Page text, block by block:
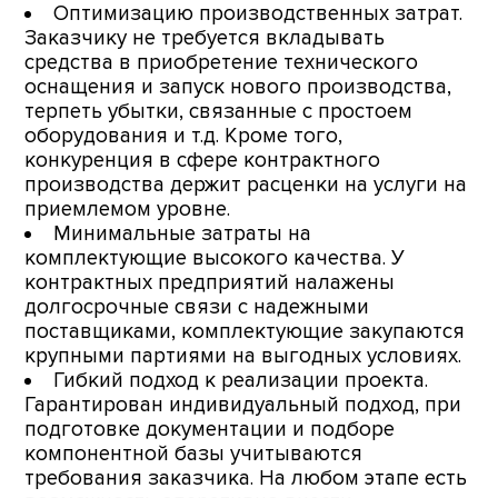
Оптимизацию производственных затрат.
Заказчику не требуется вкладывать
средства в приобретение технического
оснащения и запуск нового производства,
терпеть убытки, связанные с простоем
оборудования и т.д. Кроме того,
конкуренция в сфере контрактного
производства держит расценки на услуги на
приемлемом уровне.
Минимальные затраты на
комплектующие высокого качества. У
контрактных предприятий налажены
долгосрочные связи с надежными
поставщиками, комплектующие закупаются
крупными партиями на выгодных условиях.
Гибкий подход к реализации проекта.
Гарантирован индивидуальный подход, при
подготовке документации и подборе
компонентной базы учитываются
требования заказчика. На любом этапе есть